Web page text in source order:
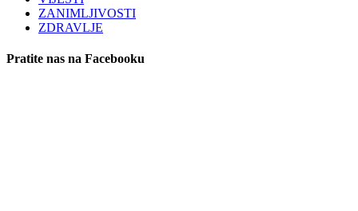
ZANIMLJIVOSTI
ZDRAVLJE
Pratite nas na Facebooku